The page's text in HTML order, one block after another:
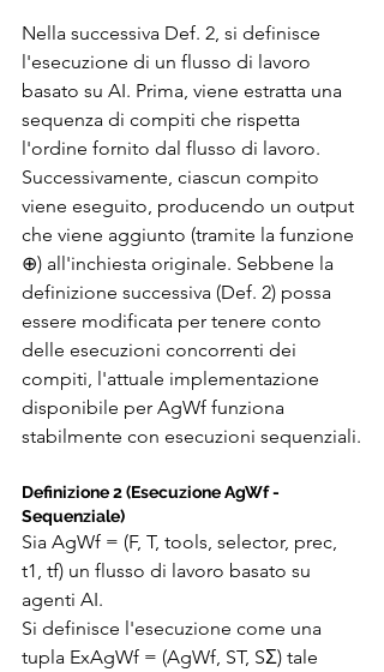
Nella successiva Def. 2, si definisce
l'esecuzione di un flusso di lavoro
basato su AI. Prima, viene estratta una
sequenza di compiti che rispetta
l'ordine fornito dal flusso di lavoro.
Successivamente, ciascun compito
viene eseguito, producendo un output
che viene aggiunto (tramite la funzione
⊕) all'inchiesta originale. Sebbene la
definizione successiva (Def. 2) possa
essere modificata per tenere conto
delle esecuzioni concorrenti dei
compiti, l'attuale implementazione
disponibile per AgWf funziona
stabilmente con esecuzioni sequenziali.
Definizione 2 (Esecuzione AgWf -
Sequenziale)
Sia AgWf = (F, T, tools, selector, prec,
t1, tf) un flusso di lavoro basato su
agenti AI.
Si definisce l'esecuzione come una
tupla ExAgWf = (AgWf, ST, SΣ) tale